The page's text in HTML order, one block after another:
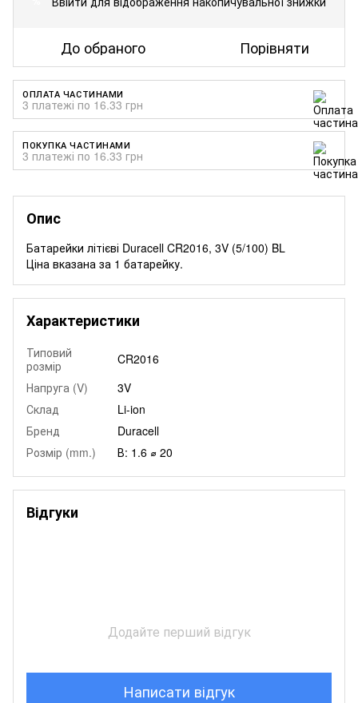
До обраного Порівняти
ОПЛАТА ЧАСТИНАМИ
3 платежі по 16.33 грн
ПОКУПКА ЧАСТИНАМИ
3 платежі по 16.33 грн
Опис
Батарейки літієві Duracell CR2016, 3V (5/100) BL
Ціна вказана за 1 батарейку.
Характеристики
Типовий
розмір
CR2016
Напруга (V)
3V
Склад
Li-ion
Бренд
Duracell
Розмір (mm.)
В: 1.6 ⌀ 20
Відгуки
Додайте перший відгук
Написати відгук